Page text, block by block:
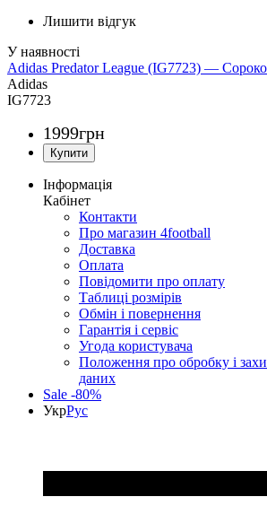
Лишити відгук
Adidas Predator League (IG7723) —
Adidas
IG7723
1999грн
Інформація
Кабінет
Контакти
Про магазин 4football
Доставка
Оплата
Повідомити про оплату
Таблиці розмірів
Обмін і повернення
Гарантія і сервіс
Угода користувача
Положення про обробку і
даних
Sale -80%
УкрРус